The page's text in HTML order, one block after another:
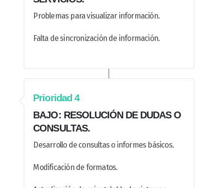
Problemas para visualizar información.
Falta de sincronización de información.
Prioridad 4
BAJO: RESOLUCIÓN DE DUDAS O
CONSULTAS.
Desarrollo de consultas o informes básicos.
Modificación de formatos.